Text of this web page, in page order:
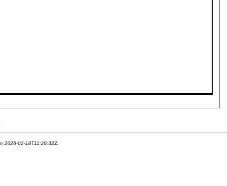
2026-02-18T11:28:32Z.